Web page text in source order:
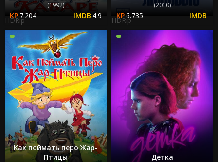
(1992)
7.204 4.9
HDRip
(2010)
6.735
HDRip
Как поймать перо Жар-
Птицы
Детка